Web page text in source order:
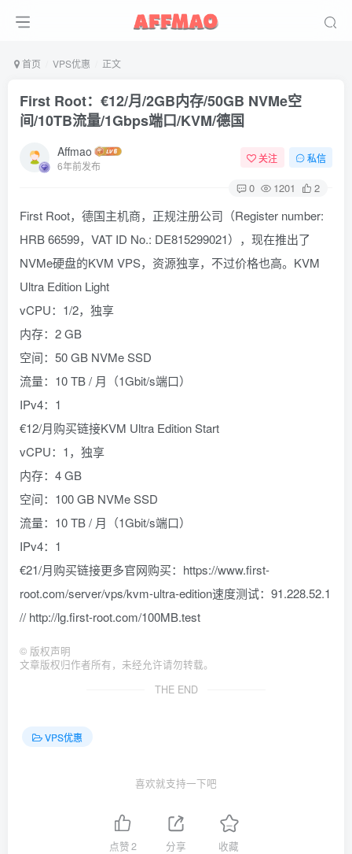
首页 VPS优惠 正文
First Root：€12/月/2GB内存/50GB NVMe空
间/10TB流量/1Gbps端口/KVM/德国
Affmao
6年前发布
关注 私信
0 1201 2
First Root，德国主机商，正规注册公司（Register number:
HRB 66599，VAT ID No.: DE815299021），现在推出了
NVMe硬盘的KVM VPS，资源独享，不过价格也高。KVM
Ultra Edition Light
vCPU：1/2，独享
内存：2 GB
空间：50 GB NVMe SSD
流量：10 TB / 月（1Gbit/s端口）
IPv4：1
€12/月购买链接KVM Ultra Edition Start
vCPU：1，独享
内存：4 GB
空间：100 GB NVMe SSD
流量：10 TB / 月（1Gbit/s端口）
IPv4：1
€21/月购买链接更多官网购买：https://www.first-
root.com/server/vps/kvm-ultra-edition速度测试：91.228.52.1
// http://lg.first-root.com/100MB.test
© 版权声明
文章版权归作者所有，未经允许请勿转载。
THE END
VPS优惠
喜欢就支持一下吧
点赞2 分享 收藏